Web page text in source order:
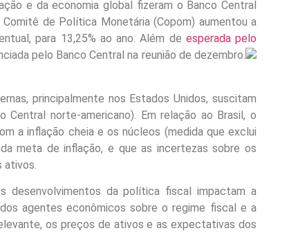
e da economia global fizeram o Banco Central
Comitê de Política Monetária (Copom) aumentou a
para 13,25% ao ano. Além de esperada pelo
pelo Banco Central na reunião de dezembro.
principalmente nos Estados Unidos, suscitam
Central norte-americano). Em relação ao Brasil, o
a inflação cheia e os núcleos (medida que exclui
meta de inflação, e que as incertezas sobre os
desenvolvimentos da política fiscal impactam a
agentes econômicos sobre o regime fiscal e a
os preços de ativos e as expectativas dos